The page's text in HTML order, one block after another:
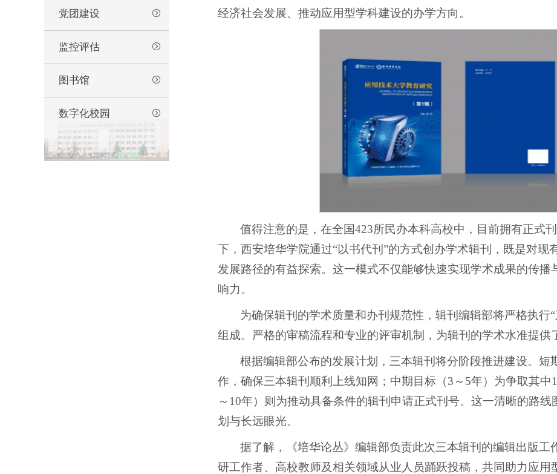
党团建设
监控评估
图书馆
数字化校园
经济社会发展、推动应用型学科建设的办学方向。
值得注意的是，在全国423所民办本科高校中，目前拥有正式
下，西安培华学院通过“以书代刊”的方式创办学术辑刊，既是对
发展路径的有益探索。这一模式不仅能够快速实现学术成果的传
响力。
为确保辑刊的学术质量和办刊规范性，辑刊编辑部将严格执行
组成。严格的审稿流程和专业的评审机制，为辑刊的学术水准提供
根据编辑部公布的发展计划，三本辑刊将分阶段推进建设。短
作，确保三本辑刊顺利上线知网；中期目标（3～5年）为争取其
～10年）则为推动具备条件的辑刊申请正式刊号。这一清晰的路
划与长远眼光。
据了解，《培华论丛》编辑部负责此次三本辑刊的编辑出版
研工作者、高校教师及相关领域从业人员踊跃投稿，共同助力应用